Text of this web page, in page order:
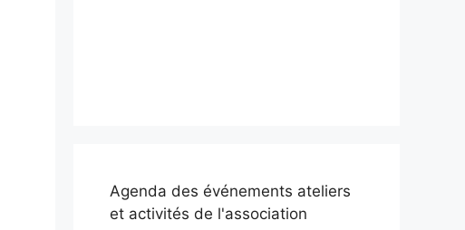
Agenda des événements ateliers
et activités de l'association